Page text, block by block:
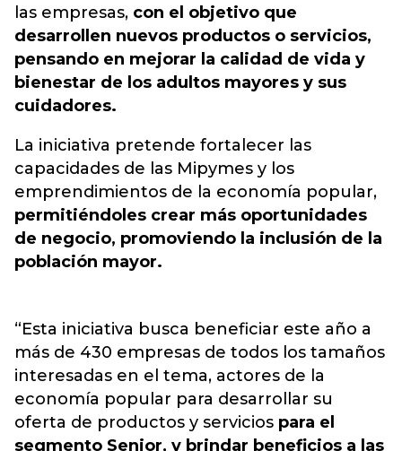
las empresas, con el objetivo que
desarrollen nuevos productos o servicios,
pensando en mejorar la calidad de vida y
bienestar de los adultos mayores y sus
cuidadores.
La iniciativa pretende fortalecer las
capacidades de las Mipymes y los
emprendimientos de la economía popular,
permitiéndoles crear más oportunidades
de negocio, promoviendo la inclusión de la
población mayor.
“Esta iniciativa busca beneficiar este año a
más de 430 empresas de todos los tamaños
interesadas en el tema, actores de la
economía popular para desarrollar su
oferta de productos y servicios para el
segmento Senior, y brindar beneficios a las